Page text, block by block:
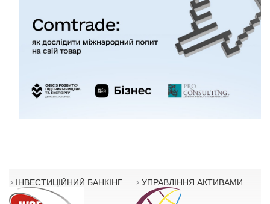
ІНВЕСТИЦІЙНИЙ БАНКІНГ УПРАВЛІННЯ АКТИВАМИ